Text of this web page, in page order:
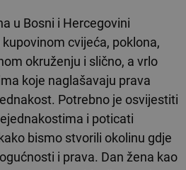
u Bosni i Hercegovini
cvijeća, poklona,
okruženju i slično, a vrlo
koje naglašavaju prava
Potrebno je osvijestiti
i poticati
bismo stvorili okolinu gdje
i prava. Dan žena kao